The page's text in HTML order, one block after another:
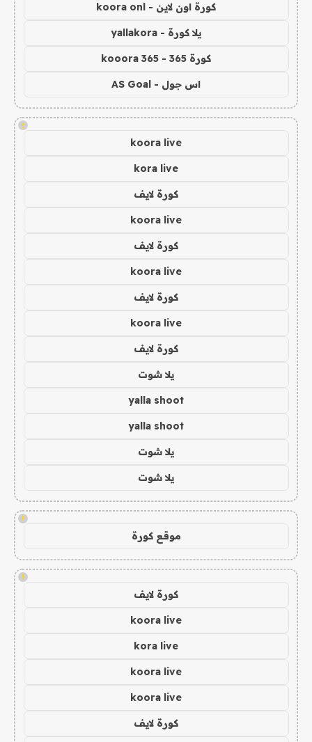
كورة اون لاين - koora onl
يلا كورة - yallakora
كورة 365 - kooora 365
اس جول - AS Goal
!
koora live
kora live
كورة لايف
koora live
كورة لايف
koora live
كورة لايف
koora live
كورة لايف
يلا شوت
yalla shoot
yalla shoot
يلا شوت
يلا شوت
!
موقع كورة
!
كورة لايف
koora live
kora live
koora live
koora live
كورة لايف